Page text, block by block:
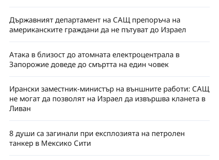
Държавният департамент на САЩ препоръча на
американските граждани да не пътуват до Израел
Атака в близост до атомната електроцентрала в
Запорожие доведе до смъртта на един човек
Ирански заместник-министър на външните работи: САЩ
не могат да позволят на Израел да извършва кланета в
Ливан
8 души са загинали при експлозията на петролен
танкер в Мексико Сити